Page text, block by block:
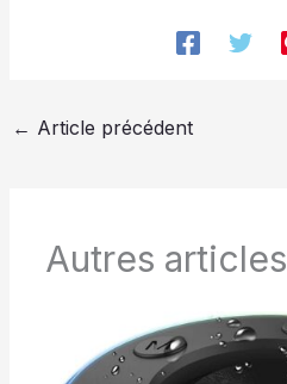
← Article précédent
Autres articles